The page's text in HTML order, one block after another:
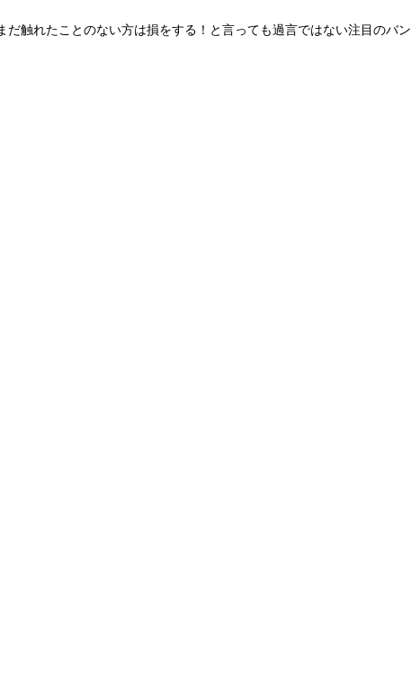
触れたことのない方は損をする！と言っても過言ではない注目のバン